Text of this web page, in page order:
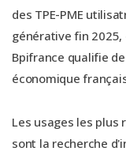
des TPE-PME
générative fin
Bpifrance qualifie
économique
Les usages les plus
sont la recherche